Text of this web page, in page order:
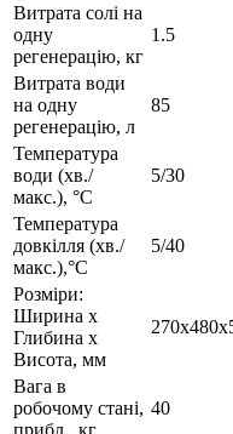
Витрата солі на
одну
регенерацію, кг
1.5
Витрата води
на одну
регенерацію, л
85
Температура
води (хв./
макс.), °C
5/30
Температура
довкілля (хв./
макс.),°C
5/40
Розміри:
Ширина х
Глибина х
Висота, мм
Вага в
робочому стані,
прибл., кг
40